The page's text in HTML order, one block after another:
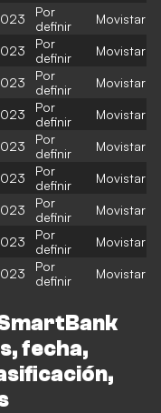
Por
definir
Movistar
Por
definir
Movistar
Por
definir
Movistar
Por
definir
Movistar
Por
definir
Movistar
Por
definir
Movistar
Por
definir
Movistar
Por
definir
Movistar
Por
definir
Movistar
fecha,